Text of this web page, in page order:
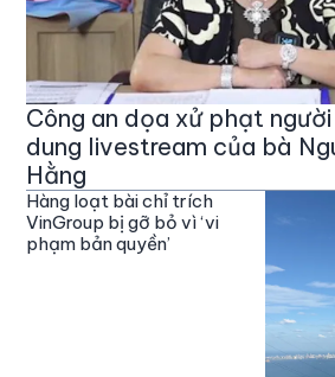
Công an dọa xử phạt
dung livestream của bà
Hằng
Hàng loạt bài chỉ trích
VinGroup bị gỡ bỏ vì ‘vi
phạm bản quyền’